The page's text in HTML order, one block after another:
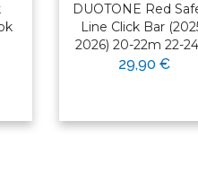
DUOTONE Red
Line Click Bar
2026) 20-22m 22-
29,90 €